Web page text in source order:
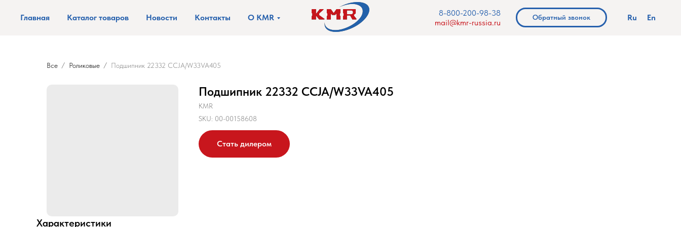
Главная Каталог товаров Новости Контакты О KMR
8-800-200-98-38
mail@kmr-russia.ru
Обратный звонок Ru En
Все Роликовые Подшипник 22332 CCJA/W33VA405
Подшипник 22332 CCJA/W33VA405
KMR
SKU: 00-00158608
Стать дилером
Характеристики